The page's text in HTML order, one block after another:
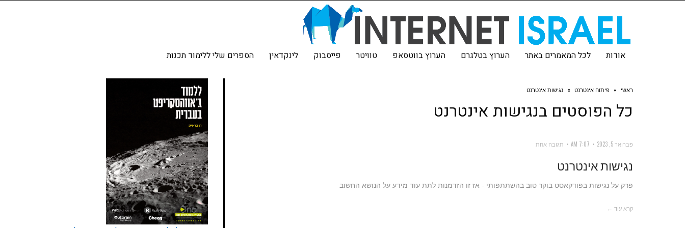
אודות לכל המאמרים באתר הערוץ בטלגרם הערוץ בווטסאפ טוויטר פייסבוק לינקדאין הספרים שלי ללימוד תכנות
ראשי » פיתוח אינטרנט » נגישות אינטרנט
כל הפוסטים בנגישות אינטרנט
פברואר 5, 2023 7:07 AM תגובה אחת
נגישות אינטרנט
פרק על נגישות בפודקאסט בוקר טוב בהשתתפותי - אז זו הזדמנות לתת עוד מידע על הנושא החשוב
קרא עוד ←